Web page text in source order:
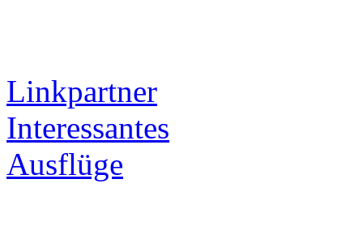
Linkpartner
Interessantes
Ausflüge